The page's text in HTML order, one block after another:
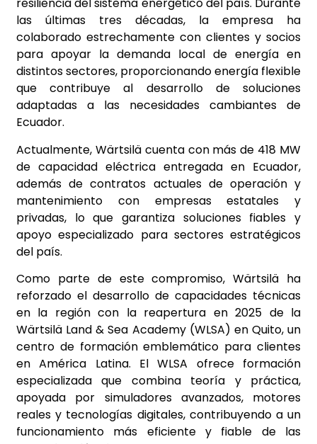
resiliencia del sistema energético del país. Durante
las últimas tres décadas, la empresa ha
colaborado estrechamente con clientes y socios
para apoyar la demanda local de energía en
distintos sectores, proporcionando energía flexible
que contribuye al desarrollo de soluciones
adaptadas a las necesidades cambiantes de
Ecuador.
Actualmente, Wärtsilä cuenta con más de 418 MW
de capacidad eléctrica entregada en Ecuador,
además de contratos actuales de operación y
mantenimiento con empresas estatales y
privadas, lo que garantiza soluciones fiables y
apoyo especializado para sectores estratégicos
del país.
Como parte de este compromiso, Wärtsilä ha
reforzado el desarrollo de capacidades técnicas
en la región con la reapertura en 2025 de la
Wärtsilä Land & Sea Academy (WLSA) en Quito, un
centro de formación emblemático para clientes
en América Latina. El WLSA ofrece formación
especializada que combina teoría y práctica,
apoyada por simuladores avanzados, motores
reales y tecnologías digitales, contribuyendo a un
funcionamiento más eficiente y fiable de las